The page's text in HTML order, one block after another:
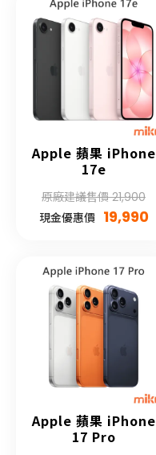
Apple 蘋果 iPhone
17e
原廠建議售價 21,900
現金優惠價 19,990
Apple 蘋果 iPhone
17 Pro